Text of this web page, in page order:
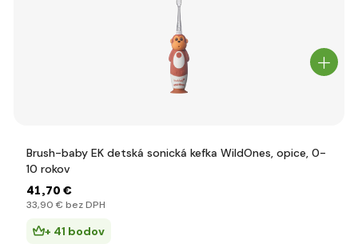
Brush-baby EK detská sonická kefka WildOnes, opice, 0-
10 rokov
41,70 €
33,90 € bez DPH
+ 41 bodov